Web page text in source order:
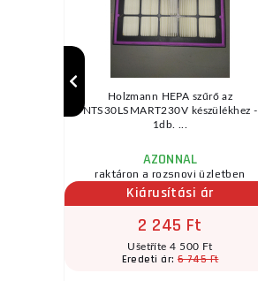
Holzmann HEPA szűrő az
NTS30LSMART230V készülékhez -
1db. ...
AZONNAL
raktáron a rozsnovi üzletben
Kiárusítási ár
2 245 Ft
Ušetříte 4 500 Ft
Eredeti ár:6 745 Ft